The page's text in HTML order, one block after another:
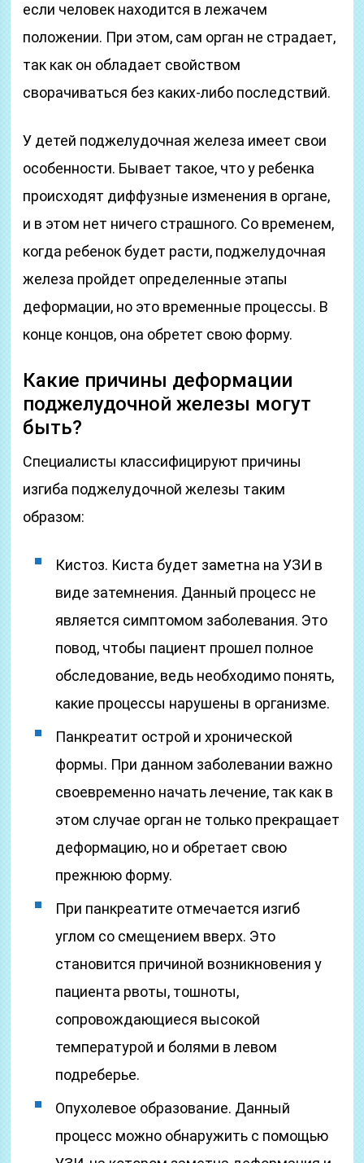
если человек находится в лежачем
положении. При этом, сам орган не страдает,
так как он обладает свойством
сворачиваться без каких-либо последствий.
У детей поджелудочная железа имеет свои
особенности. Бывает такое, что у ребенка
происходят диффузные изменения в органе,
и в этом нет ничего страшного. Со временем,
когда ребенок будет расти, поджелудочная
железа пройдет определенные этапы
деформации, но это временные процессы. В
конце концов, она обретет свою форму.
Какие причины деформации
поджелудочной железы могут
быть?
Специалисты классифицируют причины
изгиба поджелудочной железы таким
образом:
Кистоз. Киста будет заметна на УЗИ в
виде затемнения. Данный процесс не
является симптомом заболевания. Это
повод, чтобы пациент прошел полное
обследование, ведь необходимо понять,
какие процессы нарушены в организме.
Панкреатит острой и хронической
формы. При данном заболевании важно
своевременно начать лечение, так как в
этом случае орган не только прекращает
деформацию, но и обретает свою
прежнюю форму.
При панкреатите отмечается изгиб
углом со смещением вверх. Это
становится причиной возникновения у
пациента рвоты, тошноты,
сопровождающиеся высокой
температурой и болями в левом
подреберье.
Опухолевое образование. Данный
процесс можно обнаружить с помощью